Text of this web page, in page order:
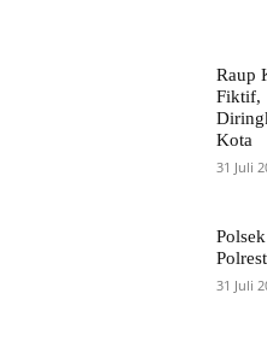
Raup
Fiktif,
Kota
31 Juli
31 Juli